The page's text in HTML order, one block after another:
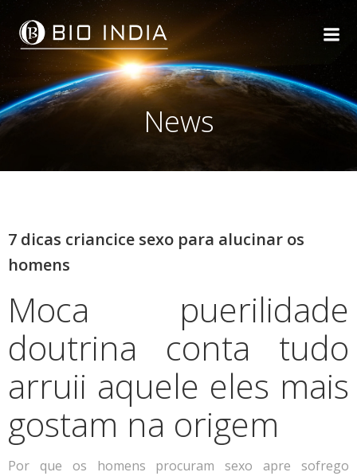
Skip
to
content
News
7 dicas criancice sexo para alucinar os
homens
Moca puerilidade
doutrina conta tudo
arruii aquele eles mais
gostam na origem
Por que os homens procuram sexo apre sofrego